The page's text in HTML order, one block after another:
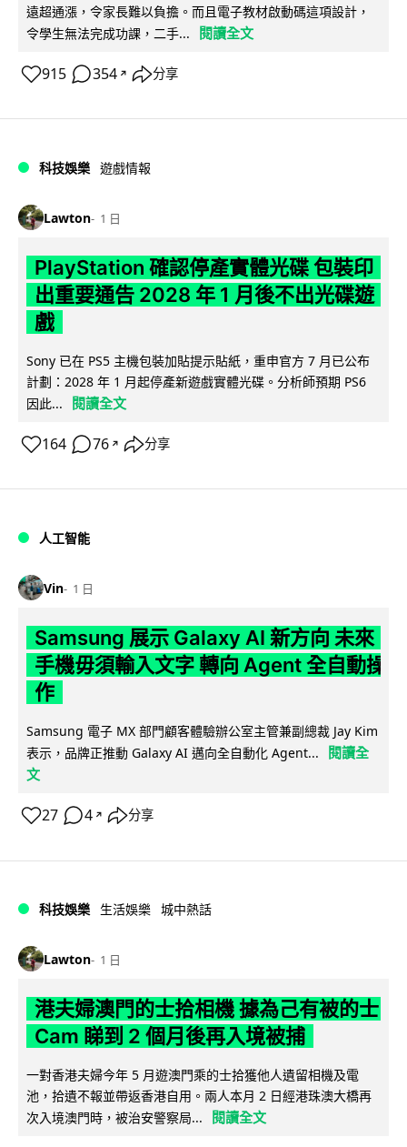
遠超通漲，令家長難以負擔。而且電子教材啟動碼這項設計，
令學生無法完成功課，二手...
閱讀全文
915 354 ↗ 分享
科技娛樂 遊戲情報
Lawton 1 日
PlayStation 確認停產實體光碟 包裝印
出重要通告 2028 年 1 月後不出光碟遊
戲
Sony 已在 PS5 主機包裝加貼提示貼紙，重申官方 7 月已公布
計劃：2028 年 1 月起停產新遊戲實體光碟。分析師預期 PS6
因此...
閱讀全文
164 76 ↗ 分享
人工智能
Vin 1 日
Samsung 展示 Galaxy AI 新方向 未來
手機毋須輸入文字 轉向 Agent 全自動操
作
Samsung 電子 MX 部門顧客體驗辦公室主管兼副總裁 Jay Kim
表示，品牌正推動 Galaxy AI 邁向全自動化 Agent...
閱讀全
文
27 4 ↗ 分享
科技娛樂 生活娛樂 城中熱話
Lawton 1 日
港夫婦澳門的士拾相機 據為己有被的士
Cam 睇到 2 個月後再入境被捕
一對香港夫婦今年 5 月遊澳門乘的士拾獲他人遺留相機及電
池，拾遺不報並帶返香港自用。兩人本月 2 日經港珠澳大橋再
次入境澳門時，被治安警察局...
閱讀全文